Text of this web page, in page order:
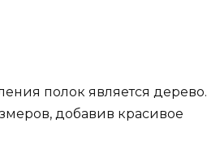
полок является дерево.
добавив красивое